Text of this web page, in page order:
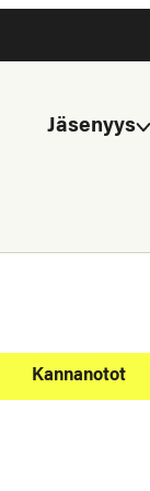
Jäsenyys
Kannanotot